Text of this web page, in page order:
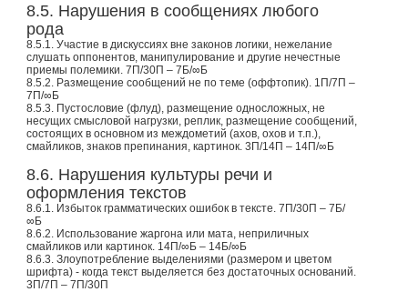
8.5. Нарушения в сообщениях любого
рода
8.5.1. Участие в дискуссиях вне законов логики, нежелание
слушать оппонентов, манипулирование и другие нечестные
приемы полемики. 7П/30П – 7Б/∞Б
8.5.2. Размещение сообщений не по теме (оффтопик). 1П/7П –
7П/∞Б
8.5.3. Пустословие (флуд), размещение односложных, не
несущих смысловой нагрузки, реплик, размещение сообщений,
состоящих в основном из междометий (ахов, охов и т.п.),
смайликов, знаков препинания, картинок. 3П/14П – 14П/∞Б
8.6. Нарушения культуры речи и
оформления текстов
8.6.1. Избыток грамматических ошибок в тексте. 7П/30П – 7Б/
∞Б
8.6.2. Использование жаргона или мата, неприличных
смайликов или картинок. 14П/∞Б – 14Б/∞Б
8.6.3. Злоупотребление выделениями (размером и цветом
шрифта) - когда текст выделяется без достаточных оснований.
3П/7П – 7П/30П